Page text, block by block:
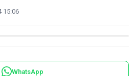
15:06
WhatsApp